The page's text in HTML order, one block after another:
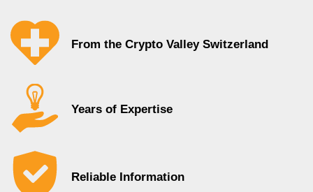
From the Crypto Valley Switzerland
Years of Expertise
Reliable Information